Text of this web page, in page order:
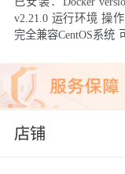
v2.21.0 运行环境 操
完全兼容CentOS系统
店铺